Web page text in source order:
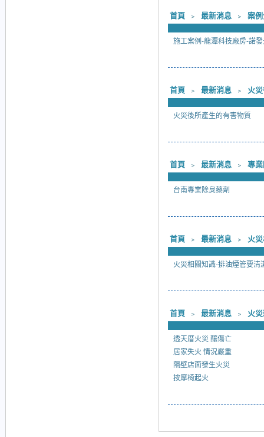
首頁 ﹥ 最新消息 ﹥ 案
施工案例-龍潭科技廠房-諾
首頁 ﹥ 最新消息 ﹥ 火
火災後所產生的有害物質
首頁 ﹥ 最新消息 ﹥ 專
台南專業除臭藥劑
首頁 ﹥ 最新消息 ﹥ 火
火災相關知識-排油煙管要清
首頁 ﹥ 最新消息 ﹥ 火
透天厝火災 釀傷亡
居家失火 情況嚴重
隔壁店面發生火災
按摩椅起火